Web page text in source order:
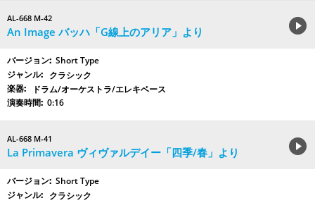
AL-668 M-42
An Image バッハ「G線上のアリア」より
Short Type
クラシック
ドラム/オーケストラ/エレキベース
0:16
AL-668 M-41
La Primavera ヴィヴァルデイー「四季/春」より
Short Type
クラシック